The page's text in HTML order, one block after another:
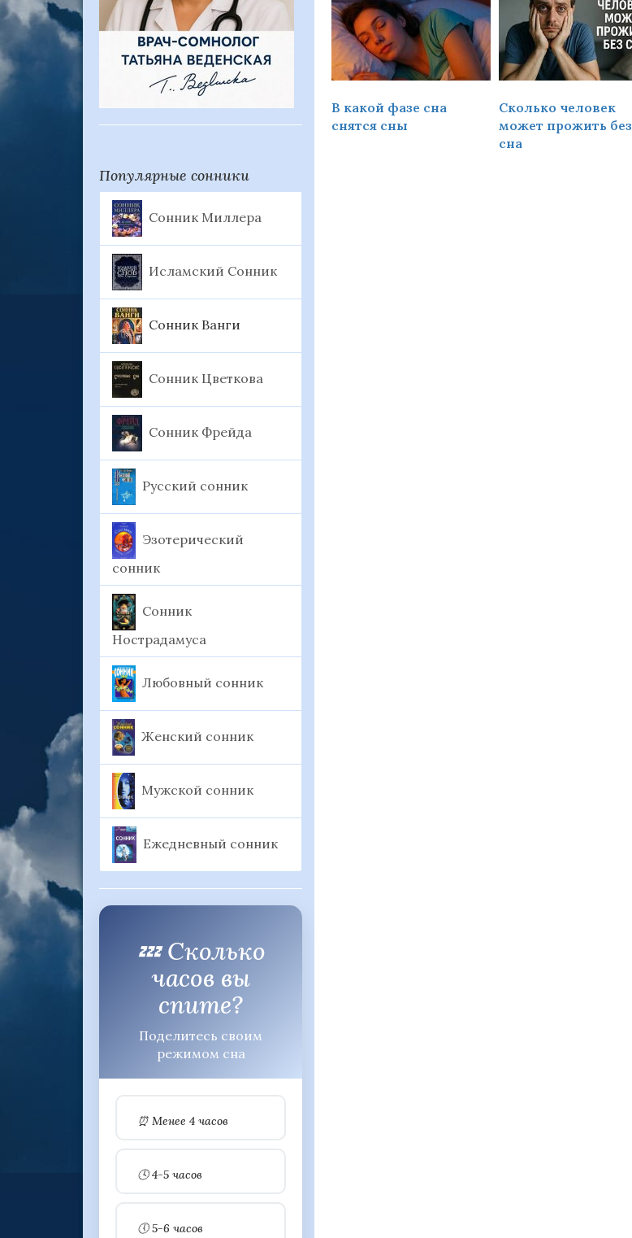
Популярные сонники
Сонник Миллера
Исламский Сонник
Сонник Ванги
Сонник Цветкова
Сонник Фрейда
Русский сонник
Эзотерический
сонник
Сонник
Нострадамуса
Любовный сонник
Женский сонник
Мужской сонник
Ежедневный сонник
💤 Сколько
часов вы
спите?
Поделитесь своим
режимом сна
⏰ Менее 4 часов
🕓 4-5 часов
🕔 5-6 часов
ли сны с
В какую сторону света
головой нужно спать
В какой фазе сна
снятся сны
Сколько человек
может прожить без
сна